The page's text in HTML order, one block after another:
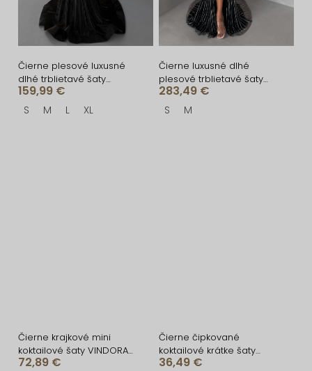
Čierne plesové luxusné
dlhé trblietavé šaty
GALDYNE s rázporkom
159,99 €
S M L XL
Čierne luxusné dlhé
plesové trblietavé šaty
ISOLANE
283,49 €
S M
Čierne krajkové mini
koktailové šaty VINDORA
s tylovým volánom
72,89 €
Čierne čipkované
koktailové krátke šaty
QUINTESSA
36,49 €